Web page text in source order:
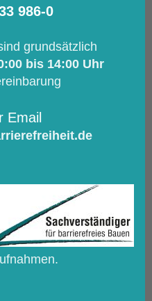
986-0
grundsätzlich
bis 14:00 Uhr
Email